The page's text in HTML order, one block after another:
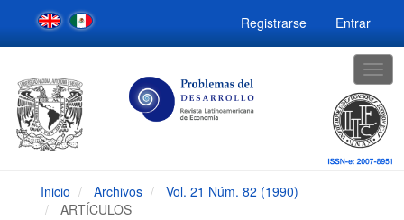
Navegación
principal
Contenido
Barra
lateral
Registrarse Entrar
Inicio Archivos
Vol. 21 Núm. 82 (1990)
ARTÍCULOS